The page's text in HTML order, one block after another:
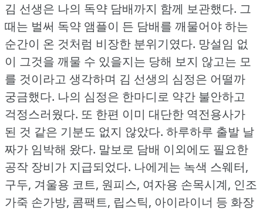
김 선생은 나의 독약 담배까지 함께 보관했다. 그
때는 벌써 독약 앰플이 든 담배를 깨물어야 하는
순간이 온 것처럼 비장한 분위기였다. 망설임 없
이 그것을 깨물 수 있을지는 당해 보지 않고는 모
를 것이라고 생각하며 김 선생의 심정은 어떨까
궁금했다. 나의 심정은 한마디로 약간 불안하고
걱정스러웠다. 또 한편 이미 대단한 역전용사가
된 것 같은 기분도 없지 않았다. 하루하루 출발 날
짜가 임박해 왔다. 말보로 담배 이외에도 필요한
공작 장비가 지급되었다. 나에게는 녹색 스웨터,
구두, 겨울용 코트, 원피스, 여자용 손목시계, 인조
가죽 손가방, 콤팩트, 립스틱, 아이라이너 등 화장